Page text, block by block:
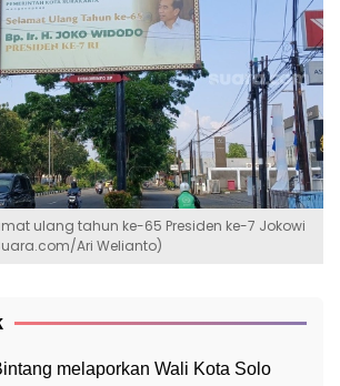
ulang tahun ke-65 Presiden ke-7 Jokowi
Ari Welianto)
melaporkan Wali Kota Solo